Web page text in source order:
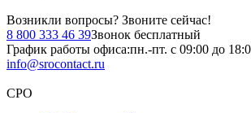
Возникли вопросы? Звоните сейчас!
8 800 333 46 39Звонок бесплатный
График работы офиса:пн.-пт. с 09:00 до
info@srocontact.ru
СРО